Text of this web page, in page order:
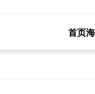
首页